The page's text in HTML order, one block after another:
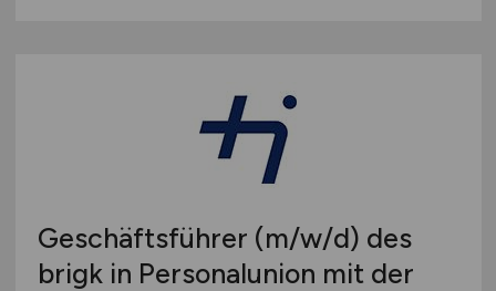
Geschäftsführer (m/w/d) des
brigk in Personalunion mit der